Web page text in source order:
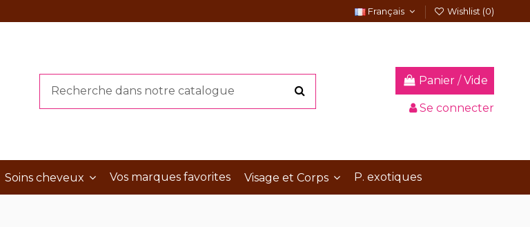
Français Wishlist (0)
Panier /Vide
Se connecter
Soins cheveux Vos marques favorites Visage et Corps P. exotiques